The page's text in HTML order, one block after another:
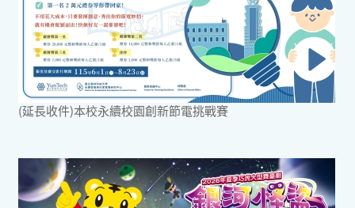
(延長收件)本校永續校園創新節電挑戰賽